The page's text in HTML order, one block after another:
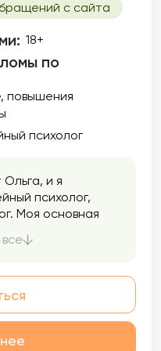
с сайта
18+
по
повышения
психолог
и я
психолог,
Моя основная
и
семейным
основа нашего
отношения
парами, которые